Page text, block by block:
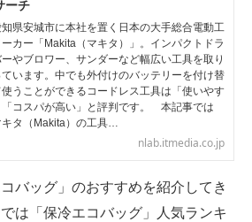
ーチ
県安城市に本社を置く日本の大手総合電動工
カー「Makita（マキタ）」。インパクトドラ
ーやブロワー、サンダーなど幅広い工具を取り
います。中でも外付けのバッテリーを付け替
使うことができるコードレス工具は「使いやす
「コスパが高い」と評判です。 本記事では
キタ（Makita）の工具…
nlab.itmedia.co.jp
バッグ」のおすすめを紹介してき
は「保冷エコバッグ」人気ランキ